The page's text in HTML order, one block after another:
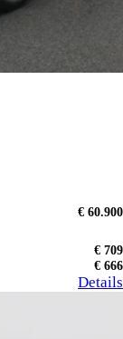
€ 60.900
€ 709
€ 666
Details